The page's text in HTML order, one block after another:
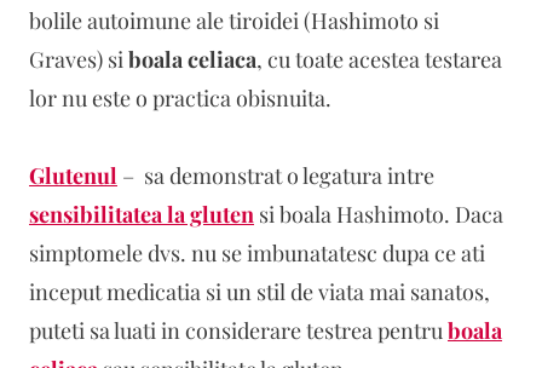
bolile autoimune ale tiroidei (Hashimoto si
Graves) siboala celiaca, cu toate acestea testarea
lor nu este o practica obisnuita.
Glutenul – sa demonstrat o legatura intre
sensibilitatea la gluten si boala Hashimoto. Daca
simptomele dvs. nu se imbunatatesc dupa ce ati
inceput medicatia si un stil de viata mai sanatos,
puteti sa luati in considerare testrea pentruboala